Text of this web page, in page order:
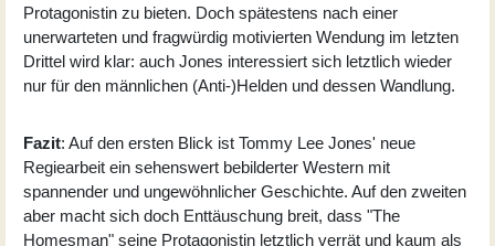
Protagonistin zu bieten. Doch spätestens nach einer
unerwarteten und fragwürdig motivierten Wendung im letzten
Drittel wird klar: auch Jones interessiert sich letztlich wieder
nur für den männlichen (Anti-)Helden und dessen Wandlung.
Fazit: Auf den ersten Blick ist Tommy Lee Jones' neue
Regiearbeit ein sehenswert bebilderter Western mit
spannender und ungewöhnlicher Geschichte. Auf den zweiten
aber macht sich doch Enttäuschung breit, dass "The
Homesman" seine Protagonistin letztlich verrät und kaum als